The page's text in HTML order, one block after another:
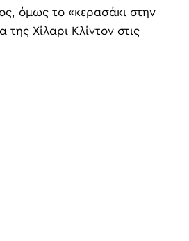
όμως το «κερασάκι στην
της Χίλαρι Κλίντον στις